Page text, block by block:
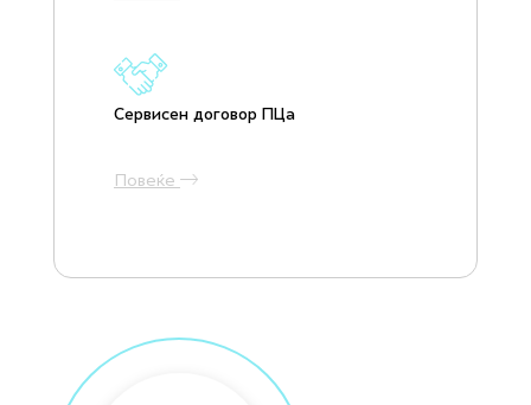
Сервисен договор ПЦа
Повеќе